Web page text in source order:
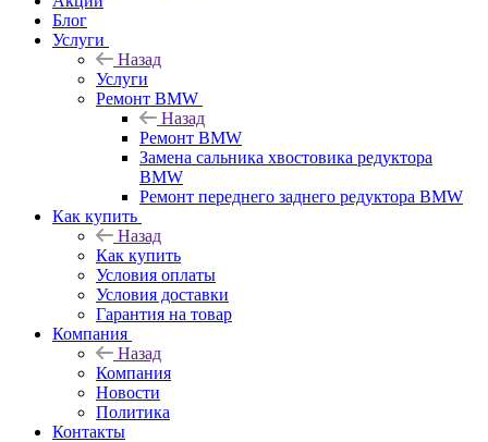
Блог
Услуги
Назад
Услуги
Ремонт BMW
Назад
Ремонт BMW
Замена сальника хвостовика редуктора
BMW
Ремонт переднего заднего редуктора BMW
Как купить
Назад
Как купить
Условия оплаты
Условия доставки
Гарантия на товар
Компания
Назад
Компания
Новости
Политика
Контакты